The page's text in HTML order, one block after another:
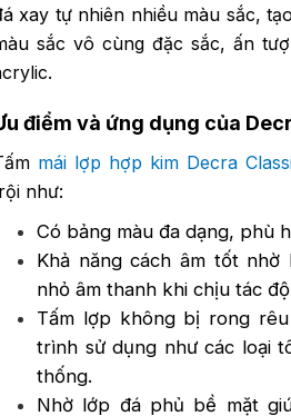
xay tự nhiên nhiều màu sắc,
sắc vô cùng đặc sắc, ấn
điểm và ứng dụng của
mái lợp hợp kim Decra
như:
Có bảng màu đa dạng, phù
Khả năng cách âm tốt
nhỏ âm thanh khi chịu tác
Tấm lợp không bị rong
trình sử dụng như các loại
thống.
Nhờ lớp đá phủ bề mặt